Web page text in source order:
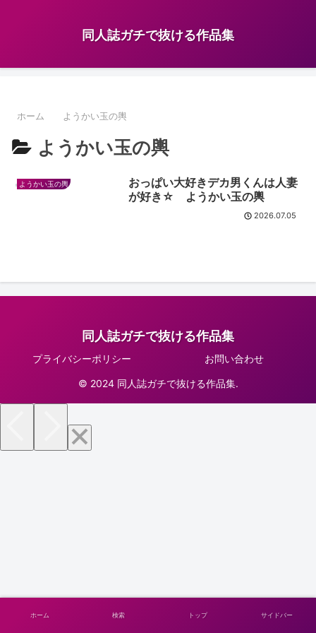
同人誌ガチで抜ける作品集
ホーム ようかい玉の輿
ようかい玉の輿
ようかい玉の輿
おっぱい大好きデカ男くんは人妻
が好き☆ ようかい玉の輿
2026.07.05
同人誌ガチで抜ける作品集
プライバシーポリシー お問い合わせ
© 2024 同人誌ガチで抜ける作品集.
ホーム 検索 トップ サイドバー